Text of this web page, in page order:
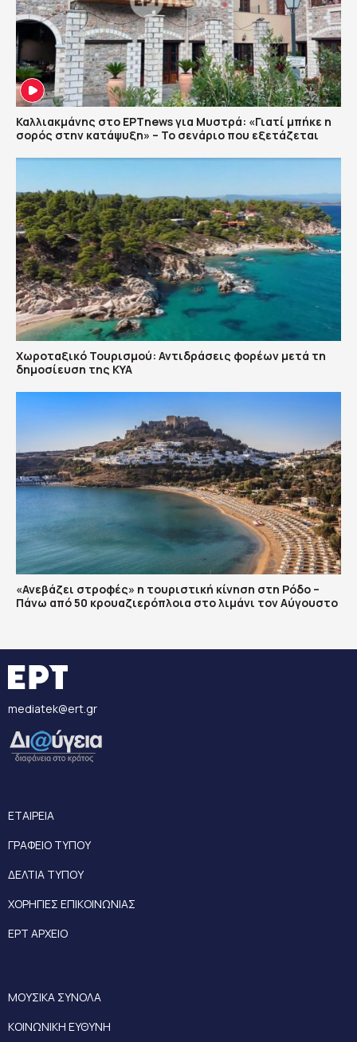
Καλλιακμάνης στο ΕΡΤnews για Μυστρά: «Γιατί μπήκε η
σορός στην κατάψυξη» – Το σενάριο που εξετάζεται
Χωροταξικό Τουρισμού: Αντιδράσεις φορέων μετά τη
δημοσίευση της ΚΥΑ
«Ανεβάζει στροφές» η τουριστική κίνηση στη Ρόδο –
Πάνω από 50 κρουαζιερόπλοια στο λιμάνι τον Αύγουστο
mediatek@ert.gr
ΕΤΑΙΡΕΙΑ
ΓΡΑΦΕΙΟ ΤΥΠΟΥ
ΔΕΛΤΙΑ ΤΥΠΟΥ
ΧΟΡΗΓΙΕΣ ΕΠΙΚΟΙΝΩΝΙΑΣ
ΕΡΤ ΑΡΧΕΙΟ
ΜΟΥΣΙΚΑ ΣΥΝΟΛΑ
ΚΟΙΝΩΝΙΚΗ ΕΥΘΥΝΗ